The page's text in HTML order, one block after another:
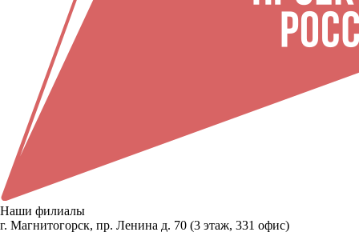
Наши филиалы
г. Магнитогорск, пр. Ленина д. 70 (3 этаж, 331 офис)